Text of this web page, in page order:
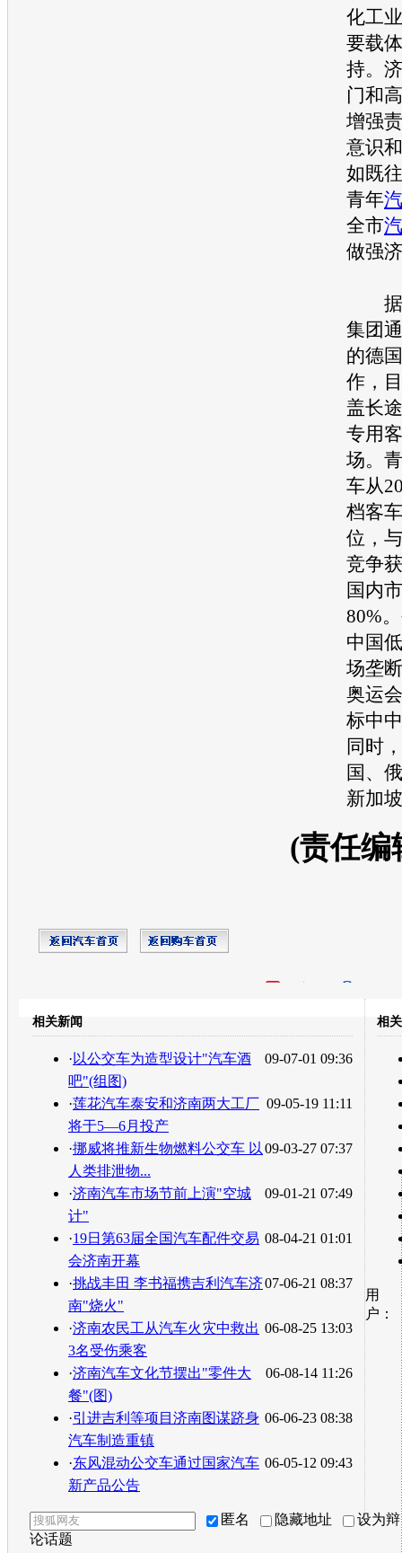
化工
要载
持。
门和
增强
意识
如既
青年
全市
做强
据
集团
的德
作，
盖长
专用
场。
车从
档客
位，
竞争
国内
80%
中国
场垄
奥运
标中
同时
国、
新加
(责任编
转发至：
相关新闻
09-07-01 09:36
· 以公交车为造型设计"汽车酒
吧"(组图)
09-05-19 11:11
·莲花汽车泰安和济南两大工厂
将于5—6月投产
09-03-27 07:37
·挪威将推新生物燃料公交车 以
人类排泄物...
09-01-21 07:49
·济南汽车市场节前上演"空城
计"
08-04-21 01:01
·19日第63届全国汽车配件交易
会济南开幕
07-06-21 08:37
·挑战丰田 李书福携吉利汽车济
南"烧火"
06-08-25 13:03
·济南农民工从汽车火灾中救出
3名受伤乘客
06-08-14 11:26
·济南汽车文化节摆出"零件大
餐"(图)
06-06-23 08:38
·引进吉利等项目济南图谋跻身
汽车制造重镇
06-05-12 09:43
·东风混动公交车通过国家汽车
新产品公告
相
用
户：
匿名 隐藏地址
设为辩
论话题